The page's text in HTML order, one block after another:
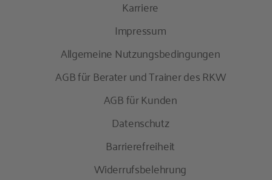
Karriere
Impressum
Allgemeine Nutzungsbedingungen
AGB für Berater und Trainer des RKW
AGB für Kunden
Datenschutz
Barrierefreiheit
Widerrufsbelehrung